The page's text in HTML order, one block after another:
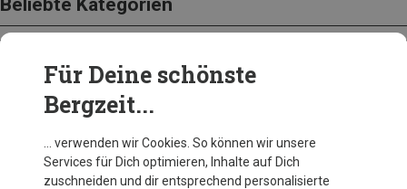
Beliebte Kategorien
BEKLEIDUNG
Für Deine schönste
Bergzeit...
… verwenden wir Cookies. So können wir unsere
Services für Dich optimieren, Inhalte auf Dich
zuschneiden und dir entsprechend personalisierte